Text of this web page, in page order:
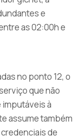
e
as 02:00h e
no ponto 12, o
que não
à
assume também
de